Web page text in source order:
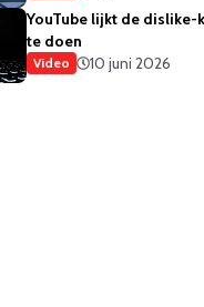
YouTube lijkt de dislike-
te doen
Video 10 juni 2026